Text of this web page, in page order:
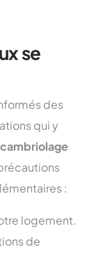
se
des
qui y
:
logement.
de